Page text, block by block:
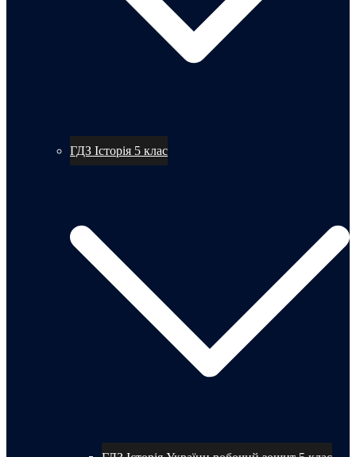
ГДЗ Історія 5 клас